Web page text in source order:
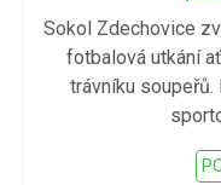
Sokol Zdechovice
fotbalová utkání
trávníku